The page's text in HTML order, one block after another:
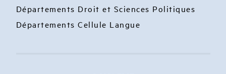
Départements Droit et Sciences Politiques
Départements Cellule Langue